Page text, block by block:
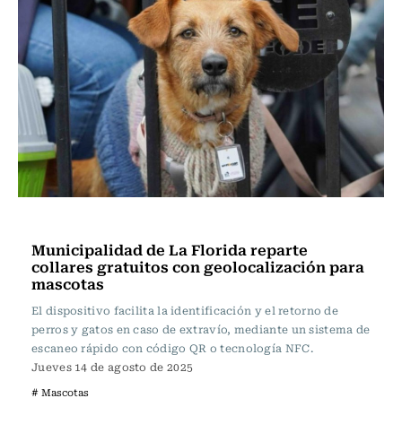
Municipalidad de La Florida reparte
collares gratuitos con geolocalización para
mascotas
El dispositivo facilita la identificación y el retorno de
perros y gatos en caso de extravío, mediante un sistema de
escaneo rápido con código QR o tecnología NFC.
Jueves 14 de agosto de 2025
# Mascotas